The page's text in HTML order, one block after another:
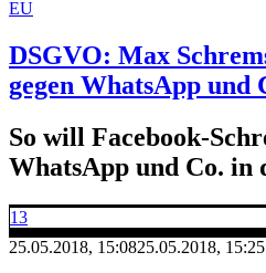
EU
DSGVO: Max
gegen WhatsApp und
So will Facebook-
WhatsApp und Co. in
13
25.05.2018, 15:0825.05.2018, 15:25